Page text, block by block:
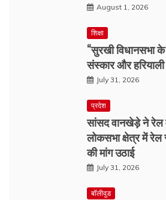
August 1, 2026
शिक्षा
“सुरखी विधानसभा के
संस्कार और
July 31, 2026
प्रदेश
सांसद वानखेड़े ने रेल
लोकसभा क्षेत्र में
की मांग उठाई
July 31, 2026
बॉलीवुड